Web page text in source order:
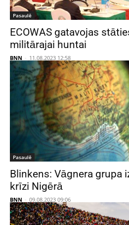
Pasaulē
ECOWAS gatavojas
militārajai huntai
BNN - 11.08.2023 12:58
Pasaulē
Blinkens: Vāgnera grupa
krīzi Nigērā
BNN - 09.08.2023 09:06